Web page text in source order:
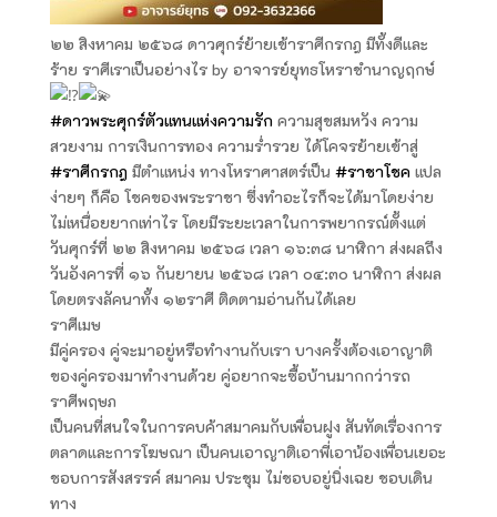
๒๒ สิงหาคม ๒๕๖๘ ดาวศุกร์ย้ายเข้าราศีกรกฎ มีทั้งดีและ
ร้าย ราศีเราเป็นอย่างไร by อาจารย์ยุทธโหราชำนาญฤกษ์
#ดาวพระศุกร์ตัวแทนแห่งความรักความสุขสมหวัง ความ
สวยงาม การเงินการทอง ความร่ำรวย ได้โคจรย้ายเข้าสู่
#ราศีกรกฎมีตำแหน่ง ทางโหราศาสตร์เป็น #ราชาโชคแปล
ง่ายๆ ก็คือ โชคของพระราชา ซึ่งทำอะไรก็จะได้มาโดยง่าย
ไม่เหนื่อยยากเท่าไร โดยมีระยะเวลาในการพยากรณ์ตั้งแต่
วันศุกร์ที่ ๒๒ สิงหาคม ๒๕๖๘ เวลา ๑๖:๓๘ นาฬิกา ส่งผลถึง
วันอังคารที่ ๑๖ กันยายน ๒๕๖๘ เวลา ๐๔:๓๐ นาฬิกา ส่งผล
โดยตรงลัคนาทั้ง ๑๒ราศี ติดตามอ่านกันได้เลย
ราศีเมษ
มีคู่ครอง คู่จะมาอยู่หรือทำงานกับเรา บางครั้งต้องเอาญาติ
ของคู่ครองมาทำงานด้วย คู่อยากจะซื้อบ้านมากกว่ารถ
ราศีพฤษภ
เป็นคนที่สนใจในการคบค้าสมาคมกับเพื่อนฝูง สันทัดเรื่องการ
ตลาดและการโฆษณา เป็นคนเอาญาติเอาพี่เอาน้องเพื่อนเยอะ
ชอบการสังสรรค์ สมาคม ประชุม ไม่ชอบอยู่นิ่งเฉย ชอบเดิน
ทาง